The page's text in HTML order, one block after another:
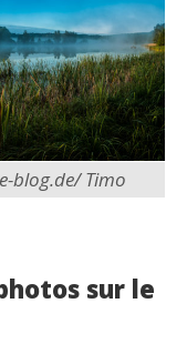
blog.de/ Timo
sur le